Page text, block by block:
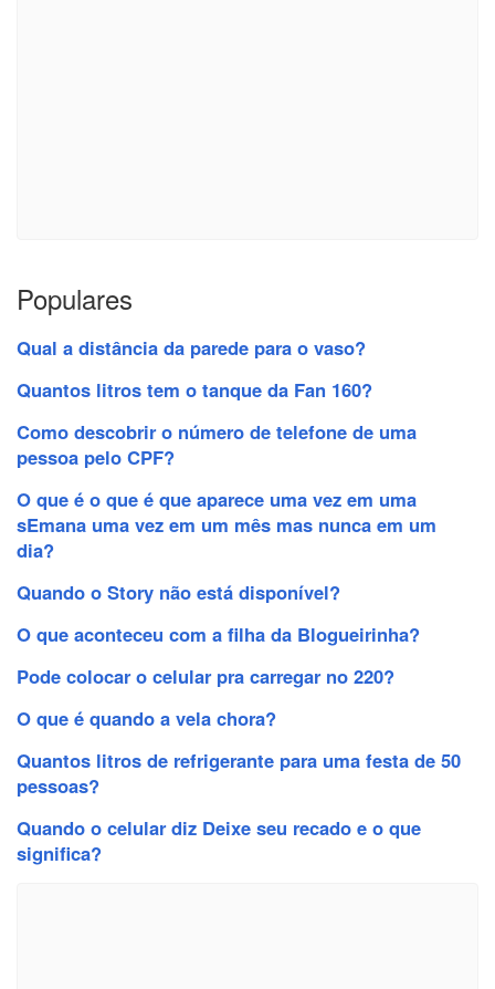
Populares
Qual a distância da parede para o vaso?
Quantos litros tem o tanque da Fan 160?
Como descobrir o número de telefone de uma
pessoa pelo CPF?
O que é o que é que aparece uma vez em uma
sEmana uma vez em um mês mas nunca em um
dia?
Quando o Story não está disponível?
O que aconteceu com a filha da Blogueirinha?
Pode colocar o celular pra carregar no 220?
O que é quando a vela chora?
Quantos litros de refrigerante para uma festa de 50
pessoas?
Quando o celular diz Deixe seu recado e o que
significa?